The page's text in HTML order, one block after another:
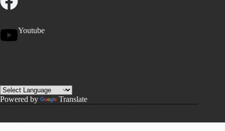
Youtube
Powered by
Translate